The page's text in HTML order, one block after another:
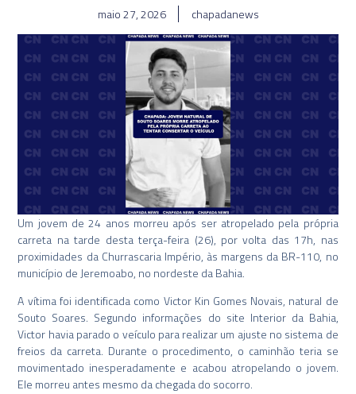
maio 27, 2026 chapadanews
Um jovem de 24 anos morreu após ser atropelado pela própria
carreta na tarde desta terça-feira (26), por volta das 17h, nas
proximidades da Churrascaria Império, às margens da BR-110, no
município de Jeremoabo, no nordeste da Bahia.
A vítima foi identificada como Victor Kin Gomes Novais, natural de
Souto Soares. Segundo informações do site Interior da Bahia,
Victor havia parado o veículo para realizar um ajuste no sistema de
freios da carreta. Durante o procedimento, o caminhão teria se
movimentado inesperadamente e acabou atropelando o jovem.
Ele morreu antes mesmo da chegada do socorro.